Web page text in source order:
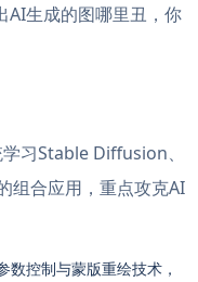
AI生成的图哪里丑，你
习Stable Diffusion、
合应用，重点攻克AI
数控制与蒙版重绘技术，